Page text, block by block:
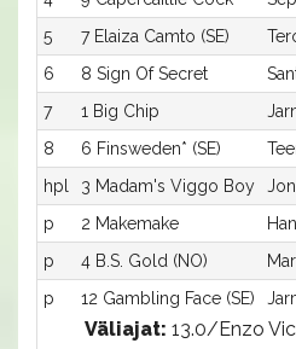
5
7 Elaiza Camto (SE)
6
8 Sign Of Secret
7
1 Big Chip
8
6 Finsweden* (SE)
hpl
3 Madam's Viggo Boy
p
2 Makemake
p
4 B.S. Gold (NO)
p
12 Gambling Face (SE)
Väliajat: 13.0/Enzo